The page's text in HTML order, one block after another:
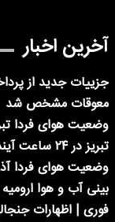
آخرین اخبار
جزییات جدید از
معوقات مشخص شد
تبریز در ۲۴ ساعت آینده + هواشناسی تبریز
بینی آب و هوا ارومیه در ۲۴ ساعت آینده +
فوری | اظهارات